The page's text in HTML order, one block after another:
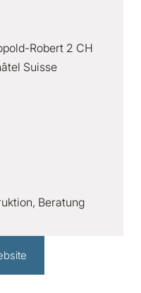
Robert 2 CH
Suisse
Beratung